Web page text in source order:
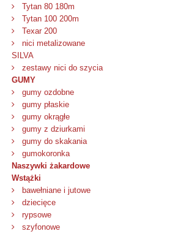
Tytan 80 180m
Tytan 100 200m
Texar 200
nici metalizowane
SILVA
zestawy nici do szycia
GUMY
gumy ozdobne
gumy płaskie
gumy okrągłe
gumy z dziurkami
gumy do skakania
gumokoronka
Naszywki żakardowe
Wstążki
bawełniane i jutowe
dziecięce
rypsowe
szyfonowe